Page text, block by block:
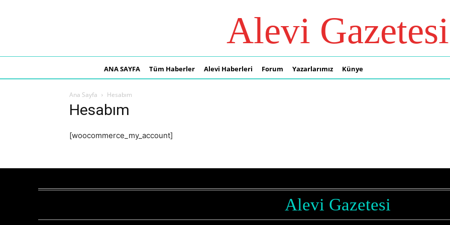
Alevi Gazetesi
ANA SAYFA Tüm Haberler Alevi Haberleri Forum Yazarlarımız Künye
Ana Sayfa Hesabım
Hesabım
[woocommerce_my_account]
Alevi Gazetesi